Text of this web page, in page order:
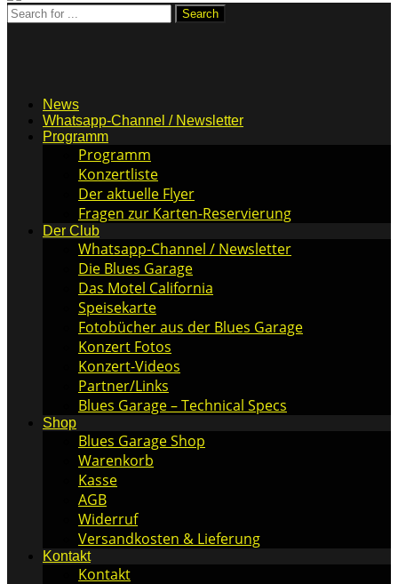
News
Whatsapp-Channel / Newsletter
Programm
Programm
Konzertliste
Der aktuelle Flyer
Fragen zur Karten-Reservierung
Der Club
Whatsapp-Channel / Newsletter
Die Blues Garage
Das Motel California
Speisekarte
Fotobücher aus der Blues Garage
Konzert Fotos
Konzert-Videos
Partner/Links
Blues Garage – Technical Specs
Shop
Blues Garage Shop
Warenkorb
Kasse
AGB
Widerruf
Versandkosten & Lieferung
Kontakt
Kontakt